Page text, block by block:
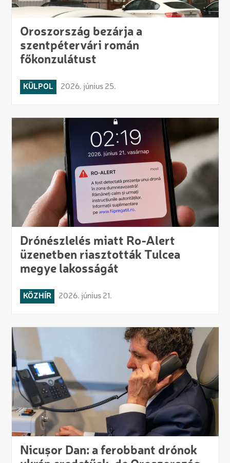
Oroszország bezárja a
szentpétervári román
főkonzulátust
KÜLPOL 2026. június 25.
Drónészlelés miatt Ro-Alert
üzenetben riasztották Tulcea
megye lakosságát
KÖZHÍR 2026. június 21.
Nicușor Dan: a ferobbant drónok